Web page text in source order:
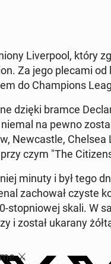
Li­ver­po­ol, który
Za jego plecami
do Cham­pions
dzięki bramce
na pewno
New­ca­stle,
czym "The
minuty i był tego
za­cho­wał czyste
stop­nio­wej skali. W
i został ukarany
⚔️